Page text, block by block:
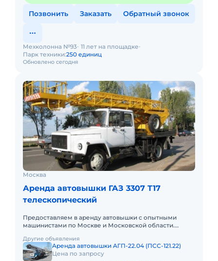
Позвонить Заказать Обратный звонок
Обновлено сегодня
Мехколонна №93 11 лет на площадке
Парк техники:250 единиц
Москва
Аренда автовышки ГАЗ 3307 Т17
телескопический
Предоставляем в аренду автовышки с опытными
машинистами по Москве и Московской области.
(почасовой, посменный) При
Другие объявления
Аренда автовышки АГП-22.04 (ПСС-121.22)
Цена по запросу